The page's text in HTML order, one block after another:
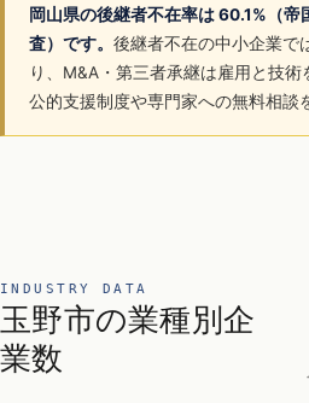
岡山県の後継者不在率は 60.1%（
査）です。 後継者不在の中小企業で
り、M&A・第三者承継は雇用と技術
公的支援制度や専門家への無料相談
INDUSTRY DATA
玉野市の業種別企
業数